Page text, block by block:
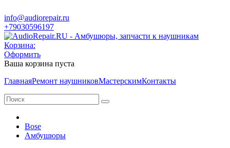
info@audiorepair.ru
+79030596197
Корзина:
Оформить
Ваша корзина пуста
ГлавнаяРемонт наушниковМастерскимКонтакты
Bose
Амбушюры